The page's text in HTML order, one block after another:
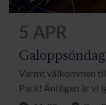
5 APR
Varmt välkommen
Park! Äntligen är vi
fram emot en trevlig